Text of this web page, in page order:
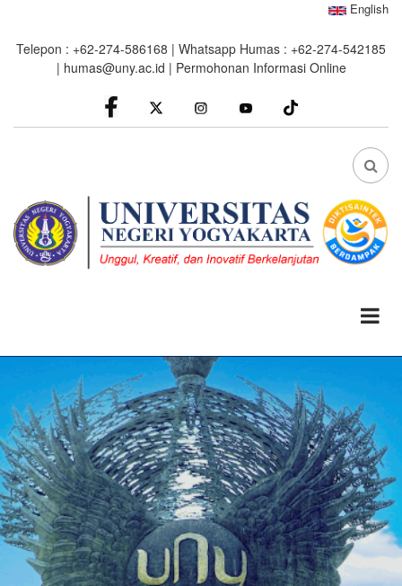
main
English
Telepon : +62-274-586168 | Whatsapp Humas : +62-274-542185
| humas@uny.ac.id | Permohonan Informasi Online
facebook
Instagram youtube
FA